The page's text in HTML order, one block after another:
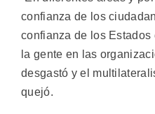
confianza de los
confianza de los
la gente en las
desgastó y el
quejó.